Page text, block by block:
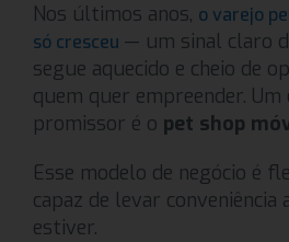
Nos últimos anos, o varejo
só cresceu — um sinal claro
segue aquecido e cheio de
quem quer empreender. Um
promissor é o pet shop
Esse modelo de negócio é
capaz de levar conveniência
estiver.